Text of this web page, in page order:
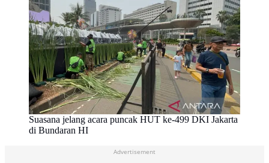
Suasana jelang acara puncak HUT ke-499 DKI Jakarta
di Bundaran HI
Advertisement